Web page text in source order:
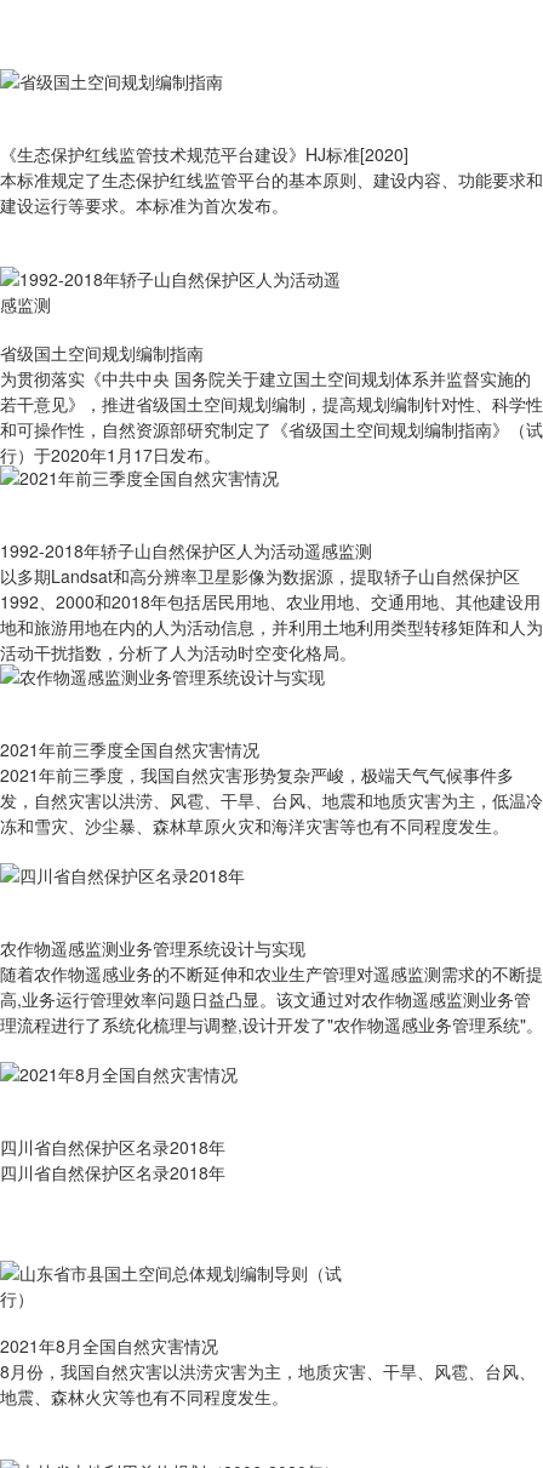
《生态保护红线监管技术规范平台建设》HJ标准[2020]
本标准规定了生态保护红线监管平台的基本原则、建设内容、功能要求和
建设运行等要求。本标准为首次发布。
省级国土空间规划编制指南
为贯彻落实《中共中央 国务院关于建立国土空间规划体系并监督实施的
若干意见》，推进省级国土空间规划编制，提高规划编制针对性、科学性
和可操作性，自然资源部研究制定了《省级国土空间规划编制指南》（试
行）于2020年1月17日发布。
1992-2018年轿子山自然保护区人为活动遥感监测
以多期Landsat和高分辨率卫星影像为数据源，提取轿子山自然保护区
1992、2000和2018年包括居民用地、农业用地、交通用地、其他建设用
地和旅游用地在内的人为活动信息，并利用土地利用类型转移矩阵和人为
活动干扰指数，分析了人为活动时空变化格局。
2021年前三季度全国自然灾害情况
2021年前三季度，我国自然灾害形势复杂严峻，极端天气气候事件多
发，自然灾害以洪涝、风雹、干旱、台风、地震和地质灾害为主，低温冷
冻和雪灾、沙尘暴、森林草原火灾和海洋灾害等也有不同程度发生。
农作物遥感监测业务管理系统设计与实现
随着农作物遥感业务的不断延伸和农业生产管理对遥感监测需求的不断提
高,业务运行管理效率问题日益凸显。该文通过对农作物遥感监测业务管
理流程进行了系统化梳理与调整,设计开发了"农作物遥感业务管理系统"。
四川省自然保护区名录2018年
四川省自然保护区名录2018年
2021年8月全国自然灾害情况
8月份，我国自然灾害以洪涝灾害为主，地质灾害、干旱、风雹、台风、
地震、森林火灾等也有不同程度发生。